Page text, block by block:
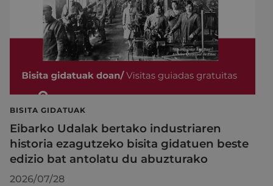
BISITA GIDATUAK
Eibarko Udalak bertako industriaren
historia ezagutzeko bisita gidatuen beste
edizio bat antolatu du abuzturako
2026/07/28